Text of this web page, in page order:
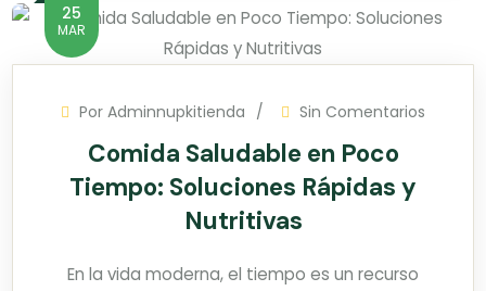
25
MAR
Por Adminnupkitienda Sin Comentarios
Comida Saludable en Poco
Tiempo: Soluciones Rápidas y
Nutritivas
En la vida moderna, el tiempo es un recurso